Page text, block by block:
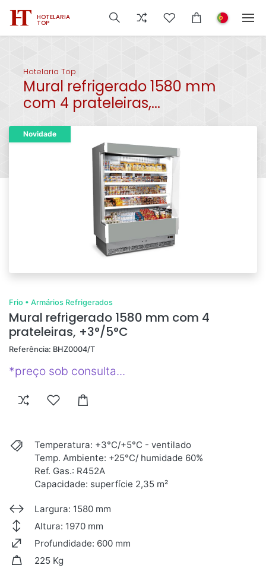
HOTELARIA
TOP
Hotelaria Top
Mural refrigerado 1580 mm
com 4 prateleiras,...
Novidade
Frio • Armários Refrigerados
Mural refrigerado 1580 mm com 4
prateleiras, +3°/5°C
Referência: BHZ0004/T
*preço sob consulta...
Temperatura: +3°C/+5°C - ventilado
Temp. Ambiente: +25°C/ humidade 60%
Ref. Gas.: R452A
Capacidade: superfície 2,35 m²
Largura: 1580 mm
Altura: 1970 mm
Profundidade: 600 mm
225 Kg